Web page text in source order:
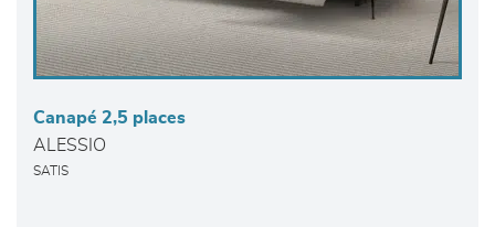
Canapé 2,5 places
ALESSIO
SATIS